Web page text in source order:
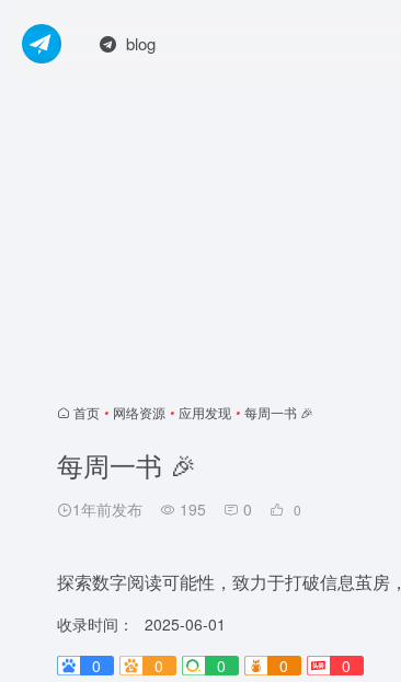
blog
首页 • 网络资源 • 应用发现 • 每周一书 🎉
每周一书 🎉
1年前发布 195 0 0
探索数字阅读可能性，致力于打破信息茧房
收录时间：
2025-06-01
0
0 0 0 0